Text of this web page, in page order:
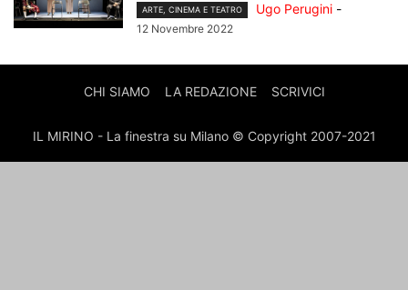
ARTE, CINEMA E TEATRO Ugo Perugini -
12 Novembre 2022
CHI SIAMO LA REDAZIONE SCRIVICI
IL MIRINO - La finestra su Milano © Copyright 2007-2021